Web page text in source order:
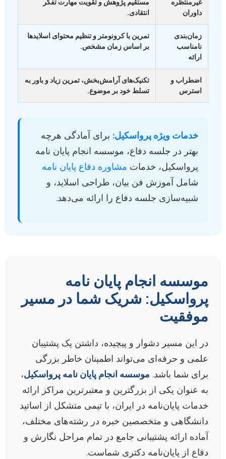
غیرمنتظره
داوران
مستقیم پژوهش و تقویت مهارت تفکر
انتقادی.
زمان‌بندی
نامناسب
ارائه
تمرین با کرونومتر و تنظیم محتوای اسلایدها
بر اساس زمان مشخص.
اضطراب و
استرس
تکنیک‌های آرامش‌بخش، تمرین زیاد و باور به
تسلط خود بر موضوع.
خدمات ویژه پرواسکیل: برای آمادگی هرچه
بهتر در جلسه دفاع، موسسه انجام پایان نامه
پرواسکیل، خدمات مشاوره دفاع پایان نامه
شامل آموزش فن بیان، طراحی اسلاید، و
شبیه‌سازی جلسه دفاع را ارائه می‌دهد.
موسسه انجام پایان نامه
پرواسکیل: شریک شما در مسیر
موفقیت
در این مسیر دشوار و پیچیده، داشتن یک پشتیبان
علمی و حرفه‌ای می‌تواند اطمینان خاطر بزرگی
برای شما باشد. موسسه انجام پایان نامه پرواسکیل،
به عنوان یکی از بزرگترین و معتبرترین مراکز ارائه
خدمات پایان‌نامه در ایران، با تیمی متشکل از اساتید
دانشگاهی و متخصصین خبره در رشته‌های مختلف،
آماده ارائه پشتیبانی جامع در تمام مراحل نگارش و
دفاع از پایان‌نامه دکتری شماست.